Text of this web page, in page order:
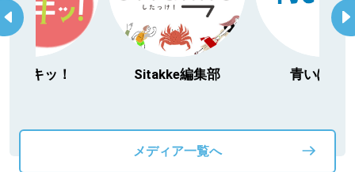
日ドキッ！ Sitakke編集部 青いぽす
メディア一覧へ